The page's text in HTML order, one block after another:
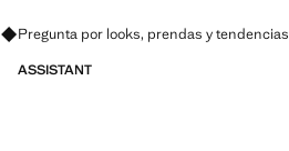
Pregunta por looks, prendas y tendencias
ASSISTANT